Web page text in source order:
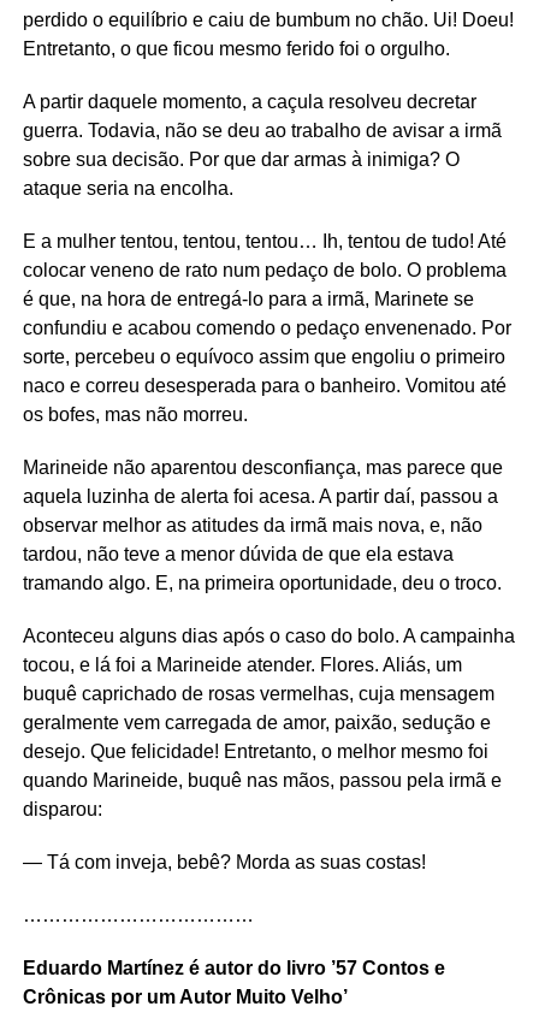
perdido o equilíbrio e caiu de bumbum no chão. Ui! Doeu!
Entretanto, o que ficou mesmo ferido foi o orgulho.
A partir daquele momento, a caçula resolveu decretar
guerra. Todavia, não se deu ao trabalho de avisar a irmã
sobre sua decisão. Por que dar armas à inimiga? O
ataque seria na encolha.
E a mulher tentou, tentou, tentou… Ih, tentou de tudo! Até
colocar veneno de rato num pedaço de bolo. O problema
é que, na hora de entregá-lo para a irmã, Marinete se
confundiu e acabou comendo o pedaço envenenado. Por
sorte, percebeu o equívoco assim que engoliu o primeiro
naco e correu desesperada para o banheiro. Vomitou até
os bofes, mas não morreu.
Marineide não aparentou desconfiança, mas parece que
aquela luzinha de alerta foi acesa. A partir daí, passou a
observar melhor as atitudes da irmã mais nova, e, não
tardou, não teve a menor dúvida de que ela estava
tramando algo. E, na primeira oportunidade, deu o troco.
Aconteceu alguns dias após o caso do bolo. A campainha
tocou, e lá foi a Marineide atender. Flores. Aliás, um
buquê caprichado de rosas vermelhas, cuja mensagem
geralmente vem carregada de amor, paixão, sedução e
desejo. Que felicidade! Entretanto, o melhor mesmo foi
quando Marineide, buquê nas mãos, passou pela irmã e
disparou:
— Tá com inveja, bebê? Morda as suas costas!
………………………………
Eduardo Martínez é autor do livro ’57 Contos e
Crônicas por um Autor Muito Velho’